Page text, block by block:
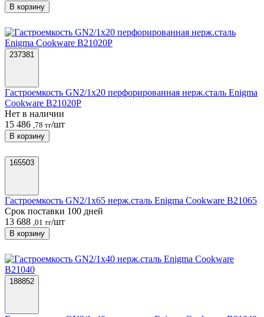
В корзину
237381
Гастроемкость GN2/1х20 перфорированная нерж.сталь Enigma
Cookware B21020P
Нет в наличии
15 486 ,78 тг/шт
В корзину
165503
Гастроемкость GN2/1х65 нерж.сталь Enigma Cookware B21065
Срок поставки 100 дней
13 688 ,01 тг/шт
В корзину
188852